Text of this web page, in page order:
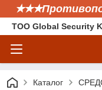
ТОО Global Security
Каталог